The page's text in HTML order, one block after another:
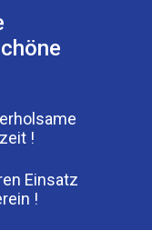
!
Einsatz
!